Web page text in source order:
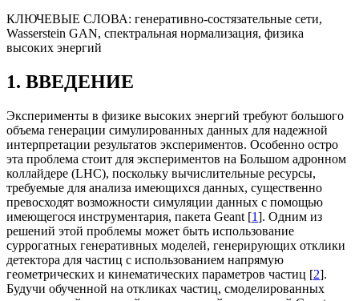
КЛЮЧЕВЫЕ СЛОВА: генеративно-состязательные сети,
Wasserstein GAN, спектральная нормализация, физика
высоких энергий
1. ВВЕДЕНИЕ
Эксперименты в физике высоких энергий требуют большого
объема генерации симулированных данных для надежной
интерпретации результатов экспериментов. Особенно остро
эта проблема стоит для экспериментов на Большом адронном
коллайдере (LHC), поскольку вычислительные ресурсы,
требуемые для анализа имеющихся данных, существенно
превосходят возможности симуляции данных с помощью
имеющегося инструментария, пакета Geant [1]. Одним из
решений этой проблемы может быть использование
суррогатных генеративных моделей, генерирующих отклики
детектора для частиц с использованием напрямую
геометрических и кинематических параметров частиц [2].
Будучи обученной на откликах частиц, смоделированных